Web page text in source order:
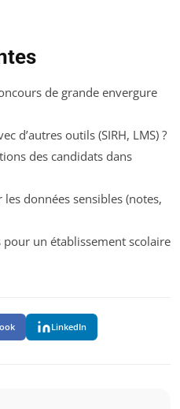
de grande envergure
d’autres outils (SIRH, LMS) ?
des candidats dans
données sensibles (notes,
pour un établissement scolaire
LinkedIn